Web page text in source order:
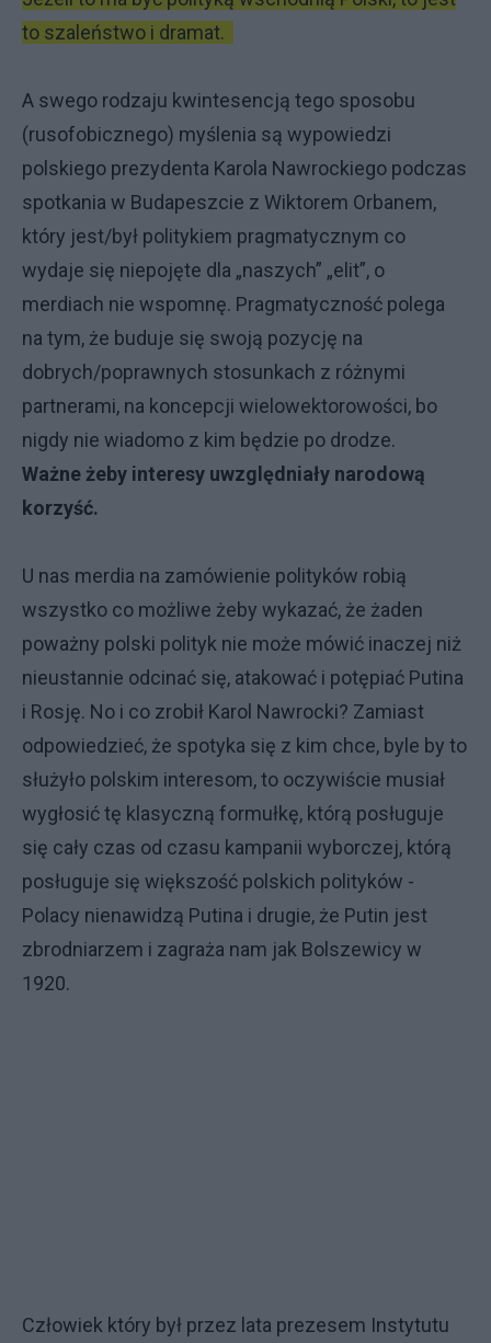
to szaleństwo i dramat.
A swego rodzaju kwintesencją tego sposobu
(rusofobicznego) myślenia są wypowiedzi
polskiego prezydenta Karola Nawrockiego podczas
spotkania w Budapeszcie z Wiktorem Orbanem,
który jest/był politykiem pragmatycznym co
wydaje się niepojęte dla „naszych” „elit”, o
merdiach nie wspomnę. Pragmatyczność polega
na tym, że buduje się swoją pozycję na
dobrych/poprawnych stosunkach z różnymi
partnerami, na koncepcji wielowektorowości, bo
nigdy nie wiadomo z kim będzie po drodze.
Ważne żeby interesy uwzględniały narodową
korzyść.
U nas merdia na zamówienie polityków robią
wszystko co możliwe żeby wykazać, że żaden
poważny polski polityk nie może mówić inaczej niż
nieustannie odcinać się, atakować i potępiać Putina
i Rosję. No i co zrobił Karol Nawrocki? Zamiast
odpowiedzieć, że spotyka się z kim chce, byle by to
służyło polskim interesom, to oczywiście musiał
wygłosić tę klasyczną formułkę, którą posługuje
się cały czas od czasu kampanii wyborczej, którą
posługuje się większość polskich polityków -
Polacy nienawidzą Putina i drugie, że Putin jest
zbrodniarzem i zagraża nam jak Bolszewicy w
1920.
Człowiek który był przez lata prezesem Instytutu